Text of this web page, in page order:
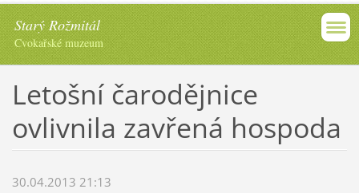
Starý Rožmitál
Cvokařské muzeum
Letošní čarodějnice
ovlivnila zavřená hospoda
30.04.2013 21:13